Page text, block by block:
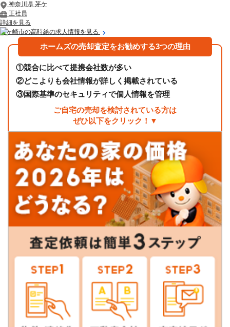
神奈川県 茅ケ
正社員
詳細を見る
茅ヶ崎市の高時給の求人情報を見る
ホームズの売却査定をお勧めする3つの理由
①競合に比べて提携会社数が多い
②どこよりも会社情報が詳しく掲載されている
③国際基準のセキュリティで個人情報を管理
ご自宅の売却を検討されている方は
ぜひ以下をクリック！▼